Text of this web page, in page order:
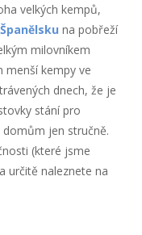
velkých kempů,
Španělsku na pobřeží
milovníkem
menší kempy ve
dnech, že je
stání pro
jen stručně.
(které jsme
určitě naleznete na